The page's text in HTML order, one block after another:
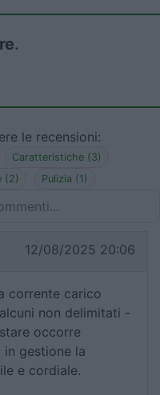
.
le recensioni:
Caratteristiche (3)
(2) Pulizia (1)
12/08/2025 20:06
corrente carico
non delimitati -
occorre
gestione la
e cordiale.